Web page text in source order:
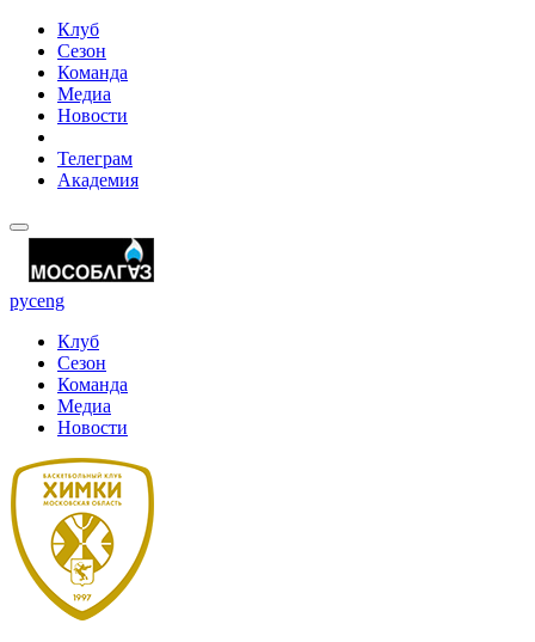
Клуб
Сезон
Команда
Медиа
Новости
Телеграм
Академия
русeng
Клуб
Сезон
Команда
Медиа
Новости